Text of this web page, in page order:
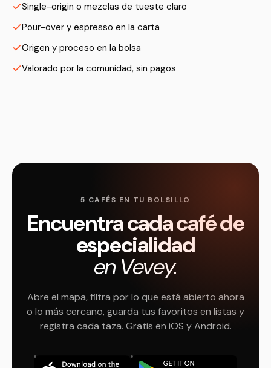
Single-origin o mezclas de tueste claro
Pour-over y espresso en la carta
Origen y proceso en la bolsa
Valorado por la comunidad, sin pagos
5 CAFÉS EN TU BOLSILLO
Encuentra cada café de
especialidad
en Vevey.
Abre el mapa, filtra por lo que está abierto ahora
o lo más cercano, guarda tus favoritos en listas y
registra cada taza. Gratis en iOS y Android.